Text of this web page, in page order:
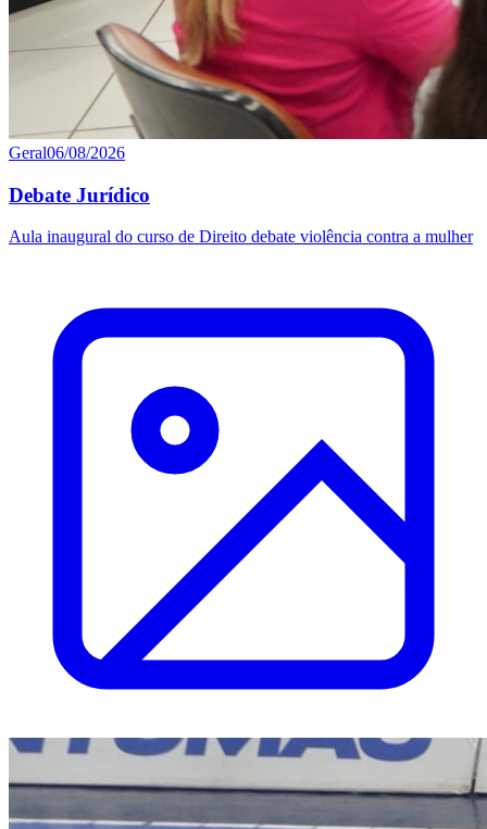
Geral06/08/2026
Debate Jurídico
Aula inaugural do curso de Direito debate violência contra a mulher